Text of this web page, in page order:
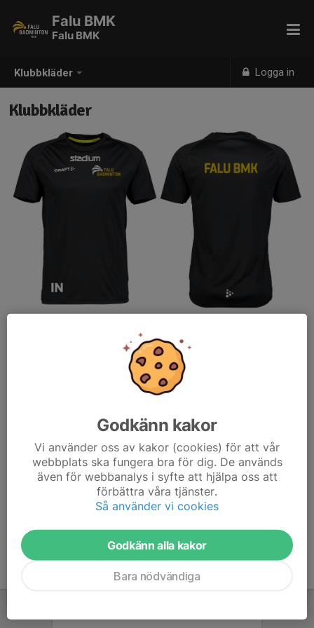
Klubbkläder Logga in
Falu BMK
Falu BMK
Klubbkläder
stöttar du också föreningen. Detta går under benämningen
träningskläder men går bra att spela matcher i också.
Stadium i Falun har en kollektion med de flesta delarna
kassan eller till personalen att man vill prova klubbkläder till
FaluBMK så hjälper de till. Craft-kläderna finns normalt
ute i butiken.
Beställning Stadium TeamSales
Godkänn kakor
Vi använder oss av kakor (cookies) för att vår
webbplats ska fungera bra för dig. De används
även för webbanalys i syfte att hjälpa oss att
förbättra våra tjänster.
Så använder vi cookies
Godkänn alla kakor
Bara nödvändiga